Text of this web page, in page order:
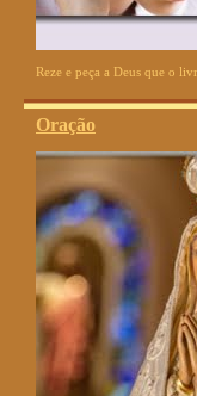
Reze e peça a Deus que o
Oração